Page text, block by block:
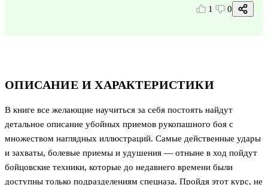
ОПИСАНИЕ И ХАРАКТЕРИСТИКИ
В книге все желающие научиться за себя постоять найдут
детальное описание убойных приемов рукопашного боя с
множеством наглядных иллюстраций. Самые действенные удары
и захваты, болевые приемы и удушения — отныне в ход пойдут
бойцовские техники, которые до недавнего времени были
доступны только подразделениям спецназа. Пройдя этот курс, не
1 0